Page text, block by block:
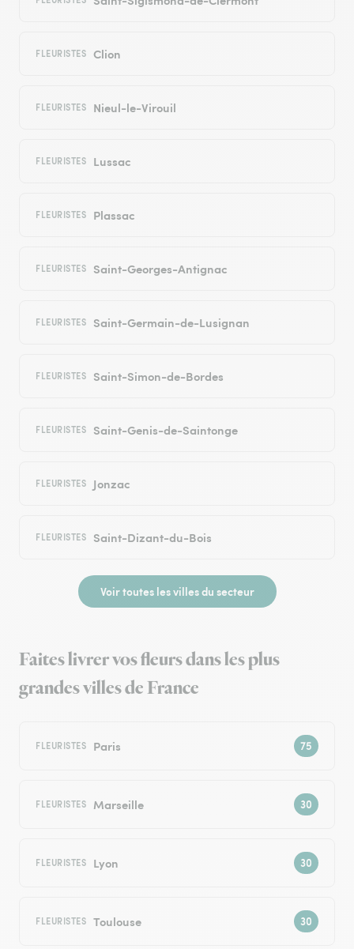
FLEURISTES Clion
FLEURISTES Nieul-le-Virouil
FLEURISTES Lussac
FLEURISTES Plassac
FLEURISTES Saint-Georges-Antignac
FLEURISTES Saint-Germain-de-Lusignan
FLEURISTES Saint-Simon-de-Bordes
FLEURISTES Saint-Genis-de-Saintonge
FLEURISTES Jonzac
FLEURISTES Saint-Dizant-du-Bois
Voir toutes les villes du secteur
Faites livrer vos fleurs dans les plus
grandes villes de France
FLEURISTES Paris
FLEURISTES Marseille
FLEURISTES Lyon
FLEURISTES Toulouse